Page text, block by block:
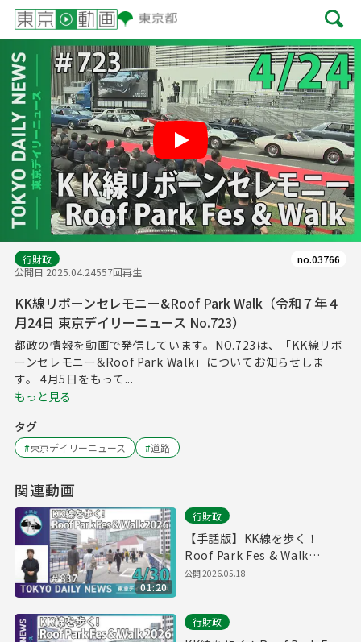
Play
行財政
公開日 2025.04.24557回再生
no.03766
KK線リボーンセレモニー&Roof Park Walk（令和７年４
月24日 東京デイリーニュース No.723）
都政の情報を動画で発信しています。NO.723は、「KK線リボ
ーンセレモニー&Roof Park Walk」についてお知らせしま
す。 4月5日をもって...
もっと見る
タグ
#東京デイリーニュース #道路
関連動画
01:20
行財政
【手話版】KK線を歩く！
Roof Park Fes & Walk
2026（令和8年4月30日 東京
公開2026.05.18
行財政